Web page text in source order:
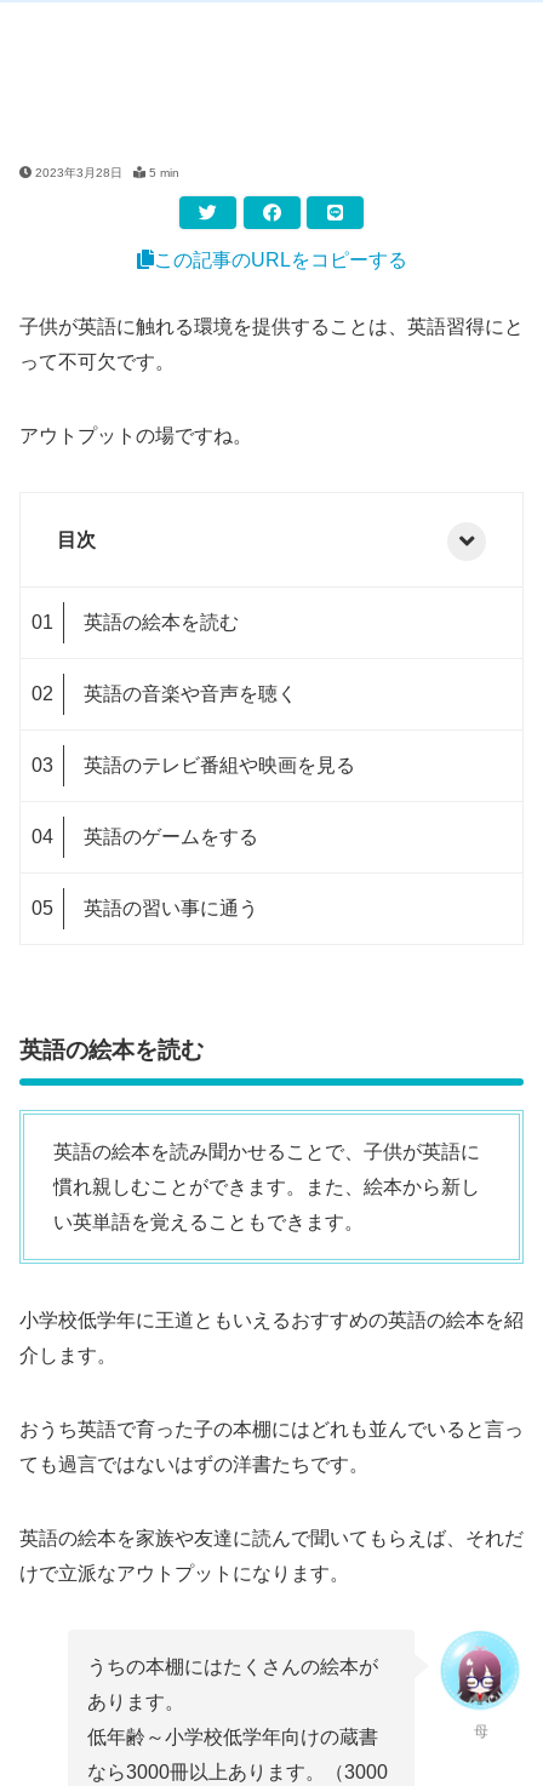
2023年3月28日 5 min
この記事のURLをコピーする
子供が英語に触れる環境を提供することは、英語習得にと
って不可欠です。
アウトプットの場ですね。
目次
英語の絵本を読む
英語の音楽や音声を聴く
英語のテレビ番組や映画を見る
英語のゲームをする
英語の習い事に通う
英語の絵本を読む
英語の絵本を読み聞かせることで、子供が英語に
慣れ親しむことができます。また、絵本から新し
い英単語を覚えることもできます。
小学校低学年に王道ともいえるおすすめの英語の絵本を紹
介します。
おうち英語で育った子の本棚にはどれも並んでいると言っ
ても過言ではないはずの洋書たちです。
英語の絵本を家族や友達に読んで聞いてもらえば、それだ
けで立派なアウトプットになります。
うちの本棚にはたくさんの絵本が
あります。
低年齢～小学校低学年向けの蔵書
なら3000冊以上あります。（3000
母